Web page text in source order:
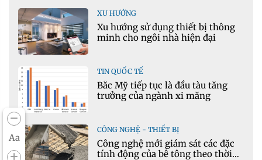
Aa
XU HƯỚNG
Xu hướng sử dụng thiết bị thông
minh cho ngôi nhà hiện đại
TIN QUỐC TẾ
Bắc Mỹ tiếp tục là đầu tàu tăng
trưởng của ngành xi măng
CÔNG NGHỆ - THIẾT BỊ
Công nghệ mới giám sát các đặc
tính động của bê tông theo thời